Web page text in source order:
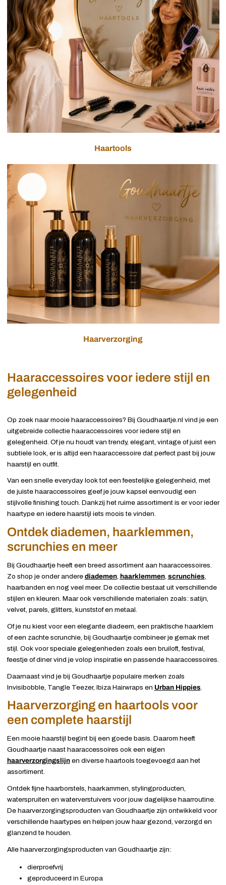
Haartools
Haarverzorging
Haaraccessoires voor iedere stijl en
gelegenheid
Op zoek naar mooie haaraccessoires? Bij Goudhaartje.nl vind je een
uitgebreide collectie haaraccessoires voor iedere stijl en
gelegenheid. Of je nu houdt van trendy, elegant, vintage of juist een
subtiele look, er is altijd een haaraccessoire dat perfect past bij jouw
haarstijl en outfit.
Van een snelle everyday look tot een feestelijke gelegenheid, met
de juiste haaraccessoires geef je jouw kapsel eenvoudig een
stijlvolle finishing touch. Dankzij het ruime assortiment is er voor ieder
haartype en iedere haarstijl iets moois te vinden.
Ontdek diademen, haarklemmen,
scrunchies en meer
Bij Goudhaartje heeft een breed assortiment aan haaraccessoires.
Zo shop je onder andere diademen, haarklemmen, scrunchies,
haarbanden en nog veel meer. De collectie bestaat uit verschillende
stijlen en kleuren. Maar ook verschillende materialen zoals: satijn,
velvet, parels, glitters, kunststof en metaal.
Of je nu kiest voor een elegante diadeem, een praktische haarklem
of een zachte scrunchie, bij Goudhaartje combineer je gemak met
stijl. Ook voor speciale gelegenheden zoals een bruiloft, festival,
feestje of diner vind je volop inspiratie en passende haaraccessoires.
Daarnaast vind je bij Goudhaartje populaire merken zoals
Invisibobble, Tangle Teezer, Ibiza Hairwraps en Urban Hippies
Haarverzorging en haartools voor
een complete haarstijl
Een mooie haarstijl begint bij een goede basis. Daarom heeft
Goudhaartje naast haaraccessoires ook een eigen
haarverzorgingslijnen diverse haartools toegevoegd aan het
assortiment.
Ontdek fijne haarborstels, haarkammen, stylingproducten,
waterspruiten en waterverstuivers voor jouw dagelijkse haarroutine.
De haarverzorgingsproducten van Goudhaartje zijn ontwikkeld voor
verschillende haartypes en helpen jouw haar gezond, verzorgd en
glanzend te houden.
Alle haarverzorgingsproducten van Goudhaartje zijn:
dierproefvrij
geproduceerd in Europa